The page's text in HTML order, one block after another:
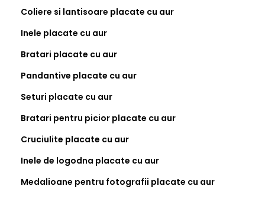
Coliere si lantisoare placate cu aur
Inele placate cu aur
Bratari placate cu aur
Pandantive placate cu aur
Seturi placate cu aur
Bratari pentru picior placate cu aur
Cruciulite placate cu aur
Inele de logodna placate cu aur
Medalioane pentru fotografii placate cu aur